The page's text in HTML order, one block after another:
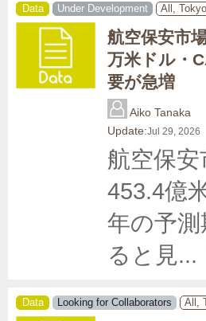
Data Under Development All,
航空保安市
万米ドル・
要が急増
Aiko Tanaka
Update:Jul 29, 2026
航空保
453.4億
年の予
ると見...
Data Looking for Collaborators All,